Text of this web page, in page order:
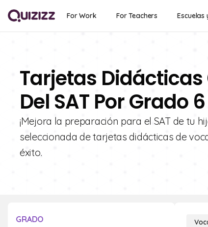
For Work For Teachers Escuelas
Tarjetas
Del SAT Por Grado 6
¡Mejora la preparación para el SAT de tu
seleccionada de tarjetas didácticas de
éxito.
GRADO